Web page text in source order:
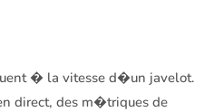
� la vitesse d�un javelot.
direct, des m�triques de